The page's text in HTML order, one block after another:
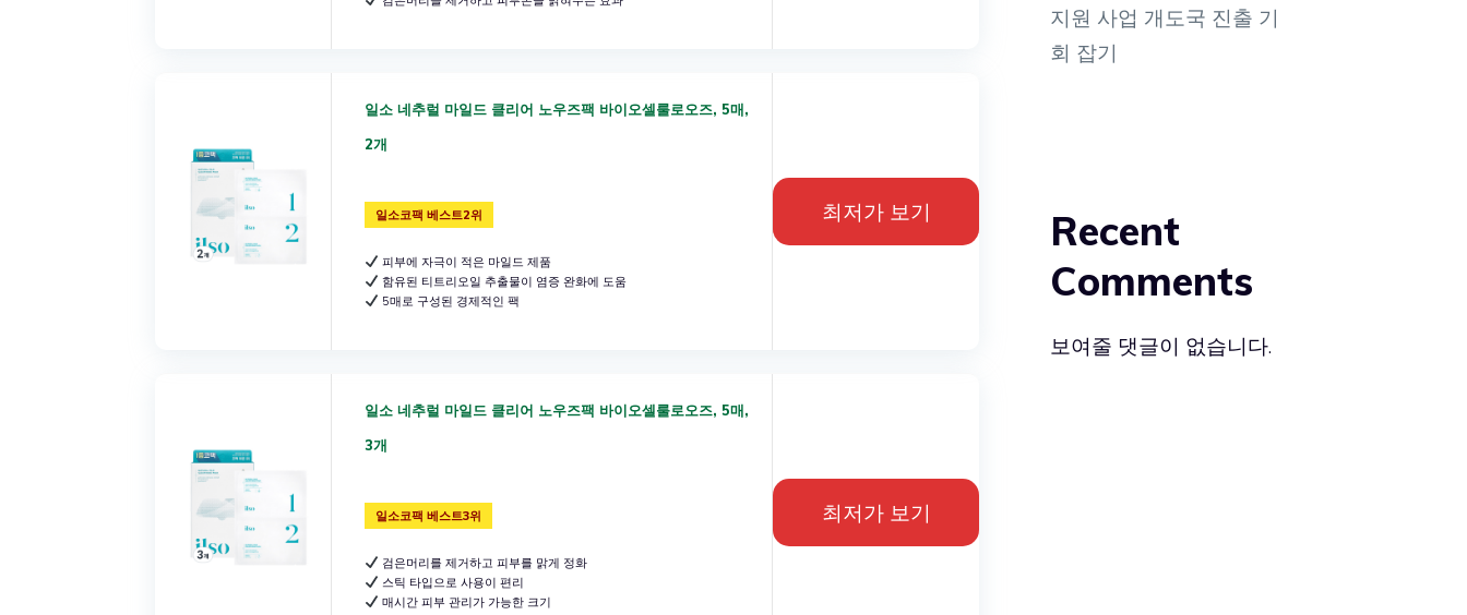
일소 네추럴 마일드 클리어 노우즈팩 바이오셀룰로오즈, 5매,
2개
일소코팩 베스트2위
피부에 자극이 적은 마일드 제품
함유된 티트리오일 추출물이 염증 완화에 도움
5매로 구성된 경제적인 팩
최저가 보기
일소 네추럴 마일드 클리어 노우즈팩 바이오셀룰로오즈, 5매,
3개
일소코팩 베스트3위
검은머리를 제거하고 피부를 맑게 정화
스틱 타입으로 사용이 편리
매시간 피부 관리가 가능한 크기
최저가 보기
지원 사업 개도국 진출 기
회 잡기
Recent
Comments
보여줄 댓글이 없습니다.